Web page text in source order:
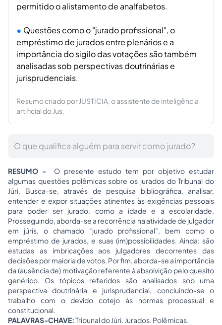
permitido o alistamento de analfabetos.
Questões como o "jurado profissional", o
empréstimo de jurados entre plenários e a
importância do sigilo das votações são também
analisadas sob perspectivas doutrinárias e
jurisprudenciais.
Resumo criado por JUSTICIA, o assistente de inteligência
artificial do Jus.
O que qualifica alguém para servir como jurado?
RESUMO - O presente estudo tem por objetivo estudar
algumas questões polêmicas sobre os jurados do Tribunal do
Júri. Busca-se, através de pesquisa bibliográfica, analisar,
entender e expor situações atinentes às exigências pessoais
para poder ser jurado, como a idade e a escolaridade.
Prosseguindo, aborda-se a recorrência na atividade de julgador
em júris, o chamado “jurado profissional”, bem como o
empréstimo de jurados, e suas (im)possibilidades. Ainda: são
estudas as imbricações aos julgadores decorrentes das
decisões por maioria de votos. Por fim, aborda-se a importância
da (ausência de) motivação referente à absolvição pelo quesito
genérico. Os tópicos referidos são analisados sob uma
perspectiva doutrinária e jurisprudencial, concluindo-se o
trabalho com o devido cotejo às normas processual e
constitucional.
PALAVRAS-CHAVE:Tribunal do Júri. Jurados. Polêmicas.